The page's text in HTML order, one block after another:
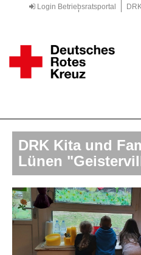
Login Betriebsratsportal
DRK Kita und
Lünen